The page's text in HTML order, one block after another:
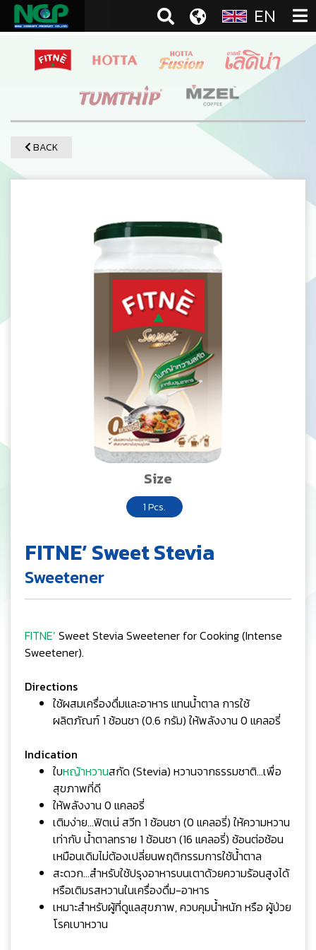
EN
BACK
Size
1 Pcs.
FITNE’ Sweet Stevia
Sweetener
FITNE’ Sweet Stevia Sweetener for Cooking (Intense
Sweetener).
Directions
ใช้ผสมเครื่องดื่มและอาหาร แทนน้ำตาล การใช้
ผลิตภัณฑ์ 1 ช้อนชา (0.6 กรัม) ให้พลังงาน 0 แคลอรี่
Indication
ใบหญ้าหวานสกัด (Stevia) หวานจากธรรมชาติ...เพื่อ
สุขภาพที่ดี
ให้พลังงาน 0 แคลอรี่
เติมง่าย...ฟิตเน่ สวีท 1 ช้อนชา (0 แคลอรี่) ให้ความหวาน
เท่ากับ น้ำตาลทราย 1 ช้อนชา (16 แคลอรี่) ช้อนต่อช้อน
เหมือนเดิมไม่ต้องเปลี่ยนพฤติกรรมการใช้น้ำตาล
สะดวก...สำหรับใช้ปรุงอาหารบนเตาด้วยความร้อนสูงได้
หรือเติมรสหวานในเครื่องดื่ม-อาหาร
เหมาะสำหรับผู้ที่ดูแลสุขภาพ, ควบคุมน้ำหนัก หรือ ผู้ป่วย
โรคเบาหวาน